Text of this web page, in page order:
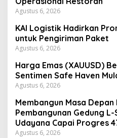
Agustus 6, 2026
KAI Logistik Hadirkan
untuk Pengiriman Paket
Agustus 6, 2026
Harga Emas (XAUUSD)
Sentimen Safe Haven
Agustus 6, 2026
Membangun Masa
Pembangunan Gedung
Udayana Capai Progres
Agustus 6, 2026